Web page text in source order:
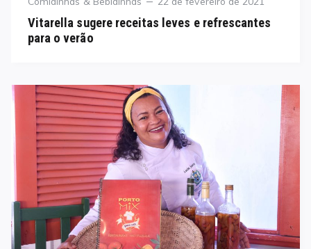
Vitarella sugere receitas leves e refrescantes
para o verão